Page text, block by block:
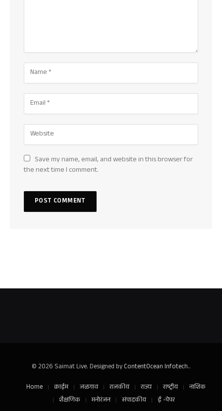
Save my name, email, and website in this browser for
the next time I comment.
© 2026 Saimat Live. Designed byContentOcean Infotech..
Home
क्राईम जळगाव राजकीय राज्य राष्ट्रीय
नाशिक
शैक्षणिक
मनोरंजन संपादकीय ई -पेपर